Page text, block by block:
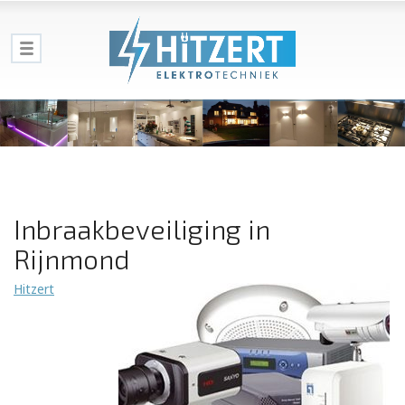
Inbraakbeveiliging in
Rijnmond
Hitzert